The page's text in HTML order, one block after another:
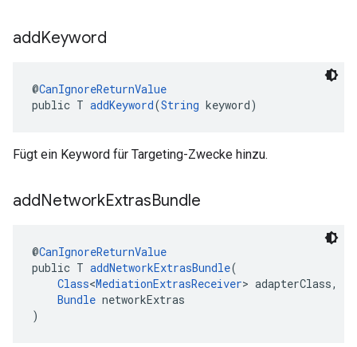
addKeyword
@CanIgnoreReturnValue
public T addKeyword(String keyword)
Fügt ein Keyword für Targeting-Zwecke hinzu.
addNetworkExtrasBundle
@CanIgnoreReturnValue
public T addNetworkExtrasBundle(
Class<MediationExtrasReceiver> adapterClass,
Bundle networkExtras
)